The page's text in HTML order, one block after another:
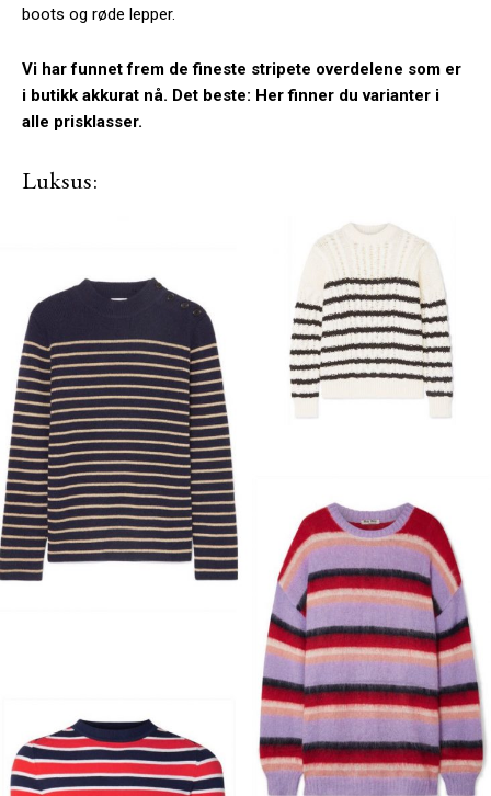
boots og røde lepper.
Vi har funnet frem de fineste stripete overdelene som er
i butikk akkurat nå. Det beste: Her finner du varianter i
alle prisklasser.
Luksus: